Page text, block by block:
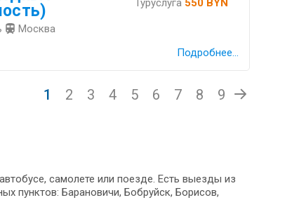
Москва
Туруслуга 550 BYN
Подробнее...
1 2 3 4 5 6 7 8 9
самолете или поезде. Есть выезды из
пунктов: Барановичи, Бобруйск, Борисов,